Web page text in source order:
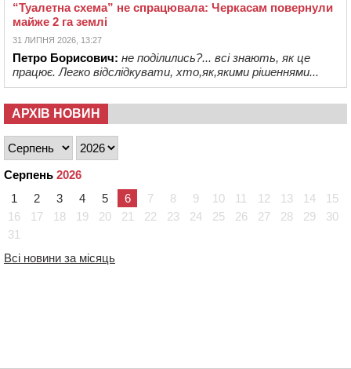
“Туалетна схема” не спрацювала: Черкасам повернули
майже 2 га землі
31 ЛИПНЯ 2026, 13:27
Петро Борисович: не поділились?... всі знають, як це
працює. Легко відслідкувати, хто,як,якими рішеннями...
АРХІВ НОВИН
Серпень 2026
1
2 3 4 5 6 7 8 9 10 11 12 13 14
15
16
17 18 19 20 21 22 23 24 25 26 27 28 29
30
31
Всі новини за місяць